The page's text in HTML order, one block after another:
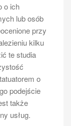
o ich
lub osób
przy
kilku
te studia
o
podejście
także
usług.